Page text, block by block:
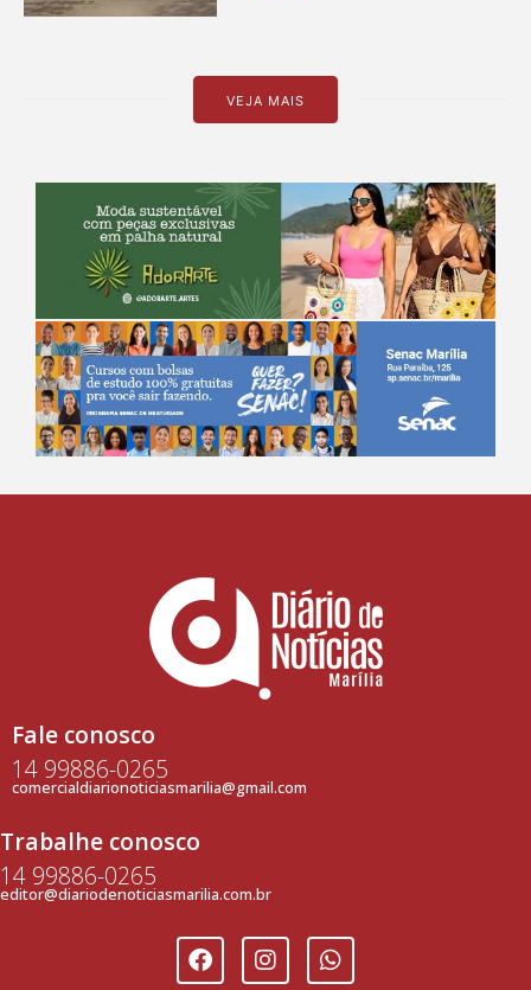
VEJA MAIS
Fale conosco
14 99886-0265
comercialdiarionoticiasmarilia@gmail.com
Trabalhe conosco
14 99886-0265
editor@diariodenoticiasmarilia.com.br